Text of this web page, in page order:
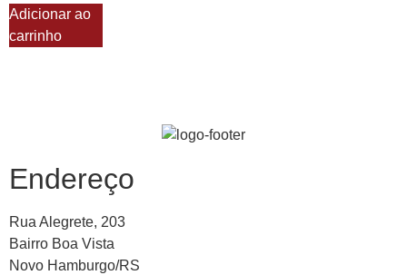
Adicionar ao
carrinho
Endereço
Rua Alegrete, 203
Bairro Boa Vista
Novo Hamburgo/RS